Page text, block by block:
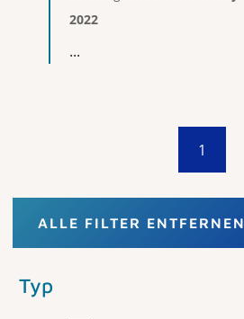
2022
...
1
ALLE FILTER ENTFERNEN
Typ